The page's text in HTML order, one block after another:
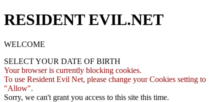
RESIDENT EVIL.NET
WELCOME
SELECT YOUR DATE OF BIRTH
Your browser is currently blocking cookies.
To use Resident Evil Net, please change your Cookies setting to
"Allow".
Sorry, we can't grant you access to this site this time.